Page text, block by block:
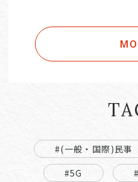
#(一般・国際)民事
#5G